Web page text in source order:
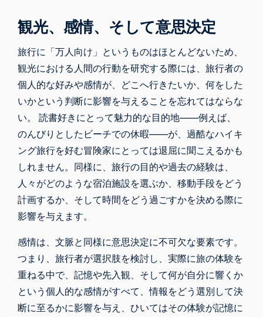
観光、感情、そして意思決定
旅行に「万人向け」というものはほとんどないため、
観光における 人間の行動を研究する際には、旅行者の
個人的な好みや感情が、どこへ行きたいか、何をした
いかという判断に影響を与えることを忘れてはならな
い。 読書好きにとって魅力的な目的地――例えば、
のんびりとしたビーチでの休暇――が、過酷なハイキ
ング旅行を好む冒険家にとっては退屈に聞こえるかも
しれません。同様に、旅行の目的や過去の経験は、
人々がどのような宿泊施設を選ぶか、移動手段をどう
計画するか、そして時間をどう過ごすかを決める際に
影響を与えます。
感情は、文脈と同様に意思決定に不可欠な要素です。
つまり、旅行者が選択肢を検討し、実際に旅の体験を
重ねる中で、記憶や先入観、そして何が自分に響くか
という個人的な感情がすべて、情報をどう選別して決
断に至るかに影響を与え、ひいてはその体験が記憶に